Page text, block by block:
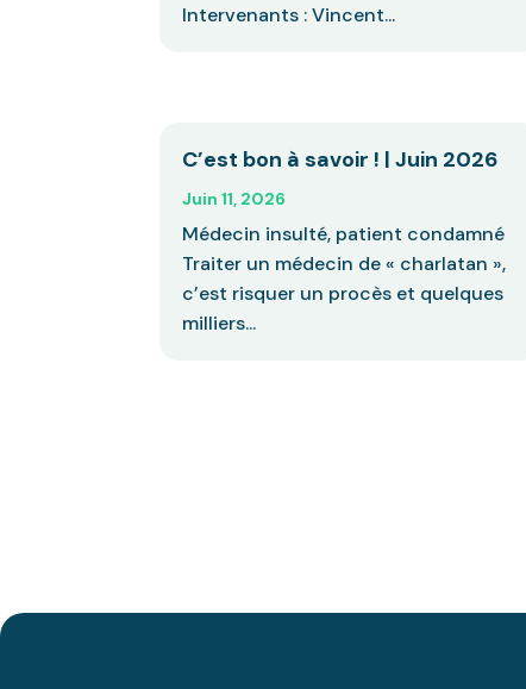
Intervenants : Vincent...
C’est bon à savoir ! | Juin 2026
Juin 11, 2026
Médecin insulté, patient condamné
Traiter un médecin de « charlatan »,
c’est risquer un procès et quelques
milliers...